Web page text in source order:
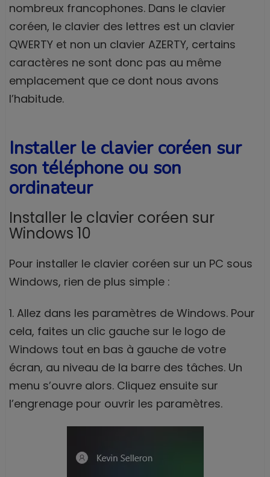
nombreux francophones. Dans le clavier
coréen, le clavier des lettres est un clavier
QWERTY et non un clavier AZERTY, certains
caractères ne sont donc pas au même
emplacement que ce dont nous avons
l’habitude.
Installer le clavier coréen sur
son téléphone ou son
ordinateur
Installer le clavier coréen sur
Windows 10
Pour installer le clavier coréen sur un PC sous
Windows, rien de plus simple :
1. Allez dans les paramètres de Windows. Pour
cela, faites un clic gauche sur le logo de
Windows tout en bas à gauche de votre
écran, au niveau de la barre des tâches. Un
menu s’ouvre alors. Cliquez ensuite sur
l’engrenage pour ouvrir les paramètres.